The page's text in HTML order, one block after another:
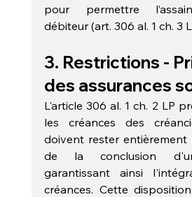
pour permettre
débiteur (art. 306 al. 1 ch. 3
3. Restrictions -
des assurances
L'article 306 al. 1 ch. 2 LP
les créances des
doivent rester entièrement
de la conclusion
garantissant ainsi
créances. Cette